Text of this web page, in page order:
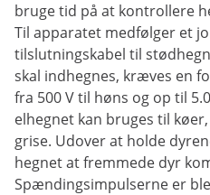
bruge tid på at kontrollere
Til apparatet medfølger et
tilslutningskabel til
skal indhegnes, kræves en
fra 500 V til høns og op til
elhegnet kan bruges til
grise. Udover at holde
hegnet at fremmede dyr
Spændingsimpulserne er